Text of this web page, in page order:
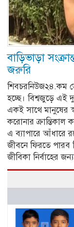
বাড়িভাড়া
জরুরি
শিবচরনিউজ২৪.কম
হচ্ছে। বিশ্বজুড়ে এই
একই সাথে মানুষের
করোনার
এ ব্যাপারে আঁধারে
জীবনে ফিরতে পারব
জীবিকা নির্বাহের